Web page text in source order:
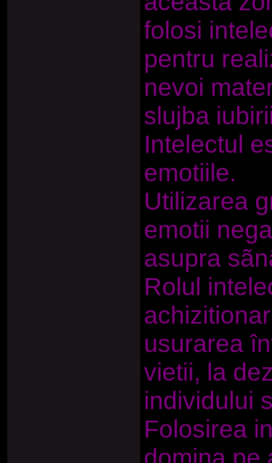
folosi
pentru
nevoi
slujba
Intelectul
emotiile.
Utilizarea
emotii
asupra
Rolul
usurarea
vietii, la
individului
Folosirea